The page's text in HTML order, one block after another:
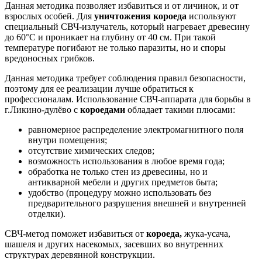
Данная методика позволяет избавиться и от личинок, и от
взрослых особей. Для уничтожения короеда используют
специальный СВЧ-излучатель, который нагревает древесину
до 60°C и проникает на глубину от 40 см. При такой
температуре погибают не только паразиты, но и споры
вредоносных грибков.
Данная методика требует соблюдения правил безопасности,
поэтому для ее реализации лучше обратиться к
профессионалам. Использование СВЧ-аппарата для борьбы в
г.Ликино-дулёво с короедами обладает такими плюсами:
равномерное распределение электромагнитного поля
внутри помещения;
отсутствие химических следов;
возможность использования в любое время года;
обработка не только стен из древесины, но и
антикварной мебели и других предметов быта;
удобство (процедуру можно использовать без
предварительного разрушения внешней и внутренней
отделки).
СВЧ-метод поможет избавиться от короеда, жука-усача,
шашеля и других насекомых, засевших во внутренних
структурах деревянной конструкции.